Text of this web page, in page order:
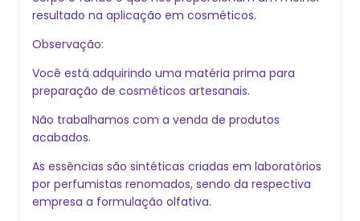
resultado na aplicação em cosméticos.
Observação:
Você está adquirindo uma matéria prima para
preparação de cosméticos artesanais.
Não trabalhamos com a venda de produtos
acabados.
As essências são sintéticas criadas em laboratórios
por perfumistas renomados, sendo da respectiva
empresa a formulação olfativa.